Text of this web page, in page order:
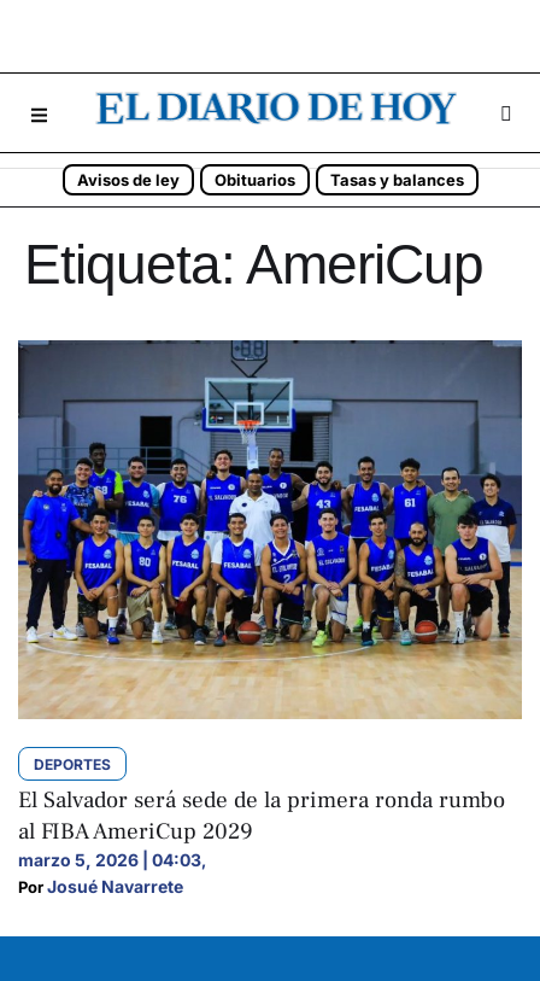
Avisos de ley Obituarios Tasas y balances
Etiqueta: AmeriCup
DEPORTES
El Salvador será sede de la primera ronda rumbo
al FIBA AmeriCup 2029
marzo 5, 2026 | 04:03,
Por Josué Navarrete